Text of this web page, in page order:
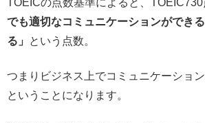
TOEICの点数基準によると、TOEIC730
でも適切なコミュニケーションができ
る」
という点数。
つまりビジネス上でコミュニケーション
ということになります。